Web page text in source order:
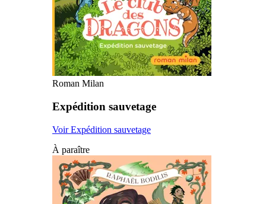
Roman Milan
Expédition sauvetage
Voir Expédition sauvetage
À paraître